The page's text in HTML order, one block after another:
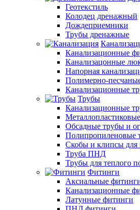
Геотекстиль
Колодец дренажный
Дождеприемники
Трубы дренажные
Канализационные
Канализацонные
Напорная
Полимерно-
Канализационные
Трубы
Канализационные
Обсадные трубы и
Полипропиленовые
Скобы и клипсы для
Труба ПНД
Трубы для теплого
Фитинги
Аксиальные
Канализационные
Латунные фитинги